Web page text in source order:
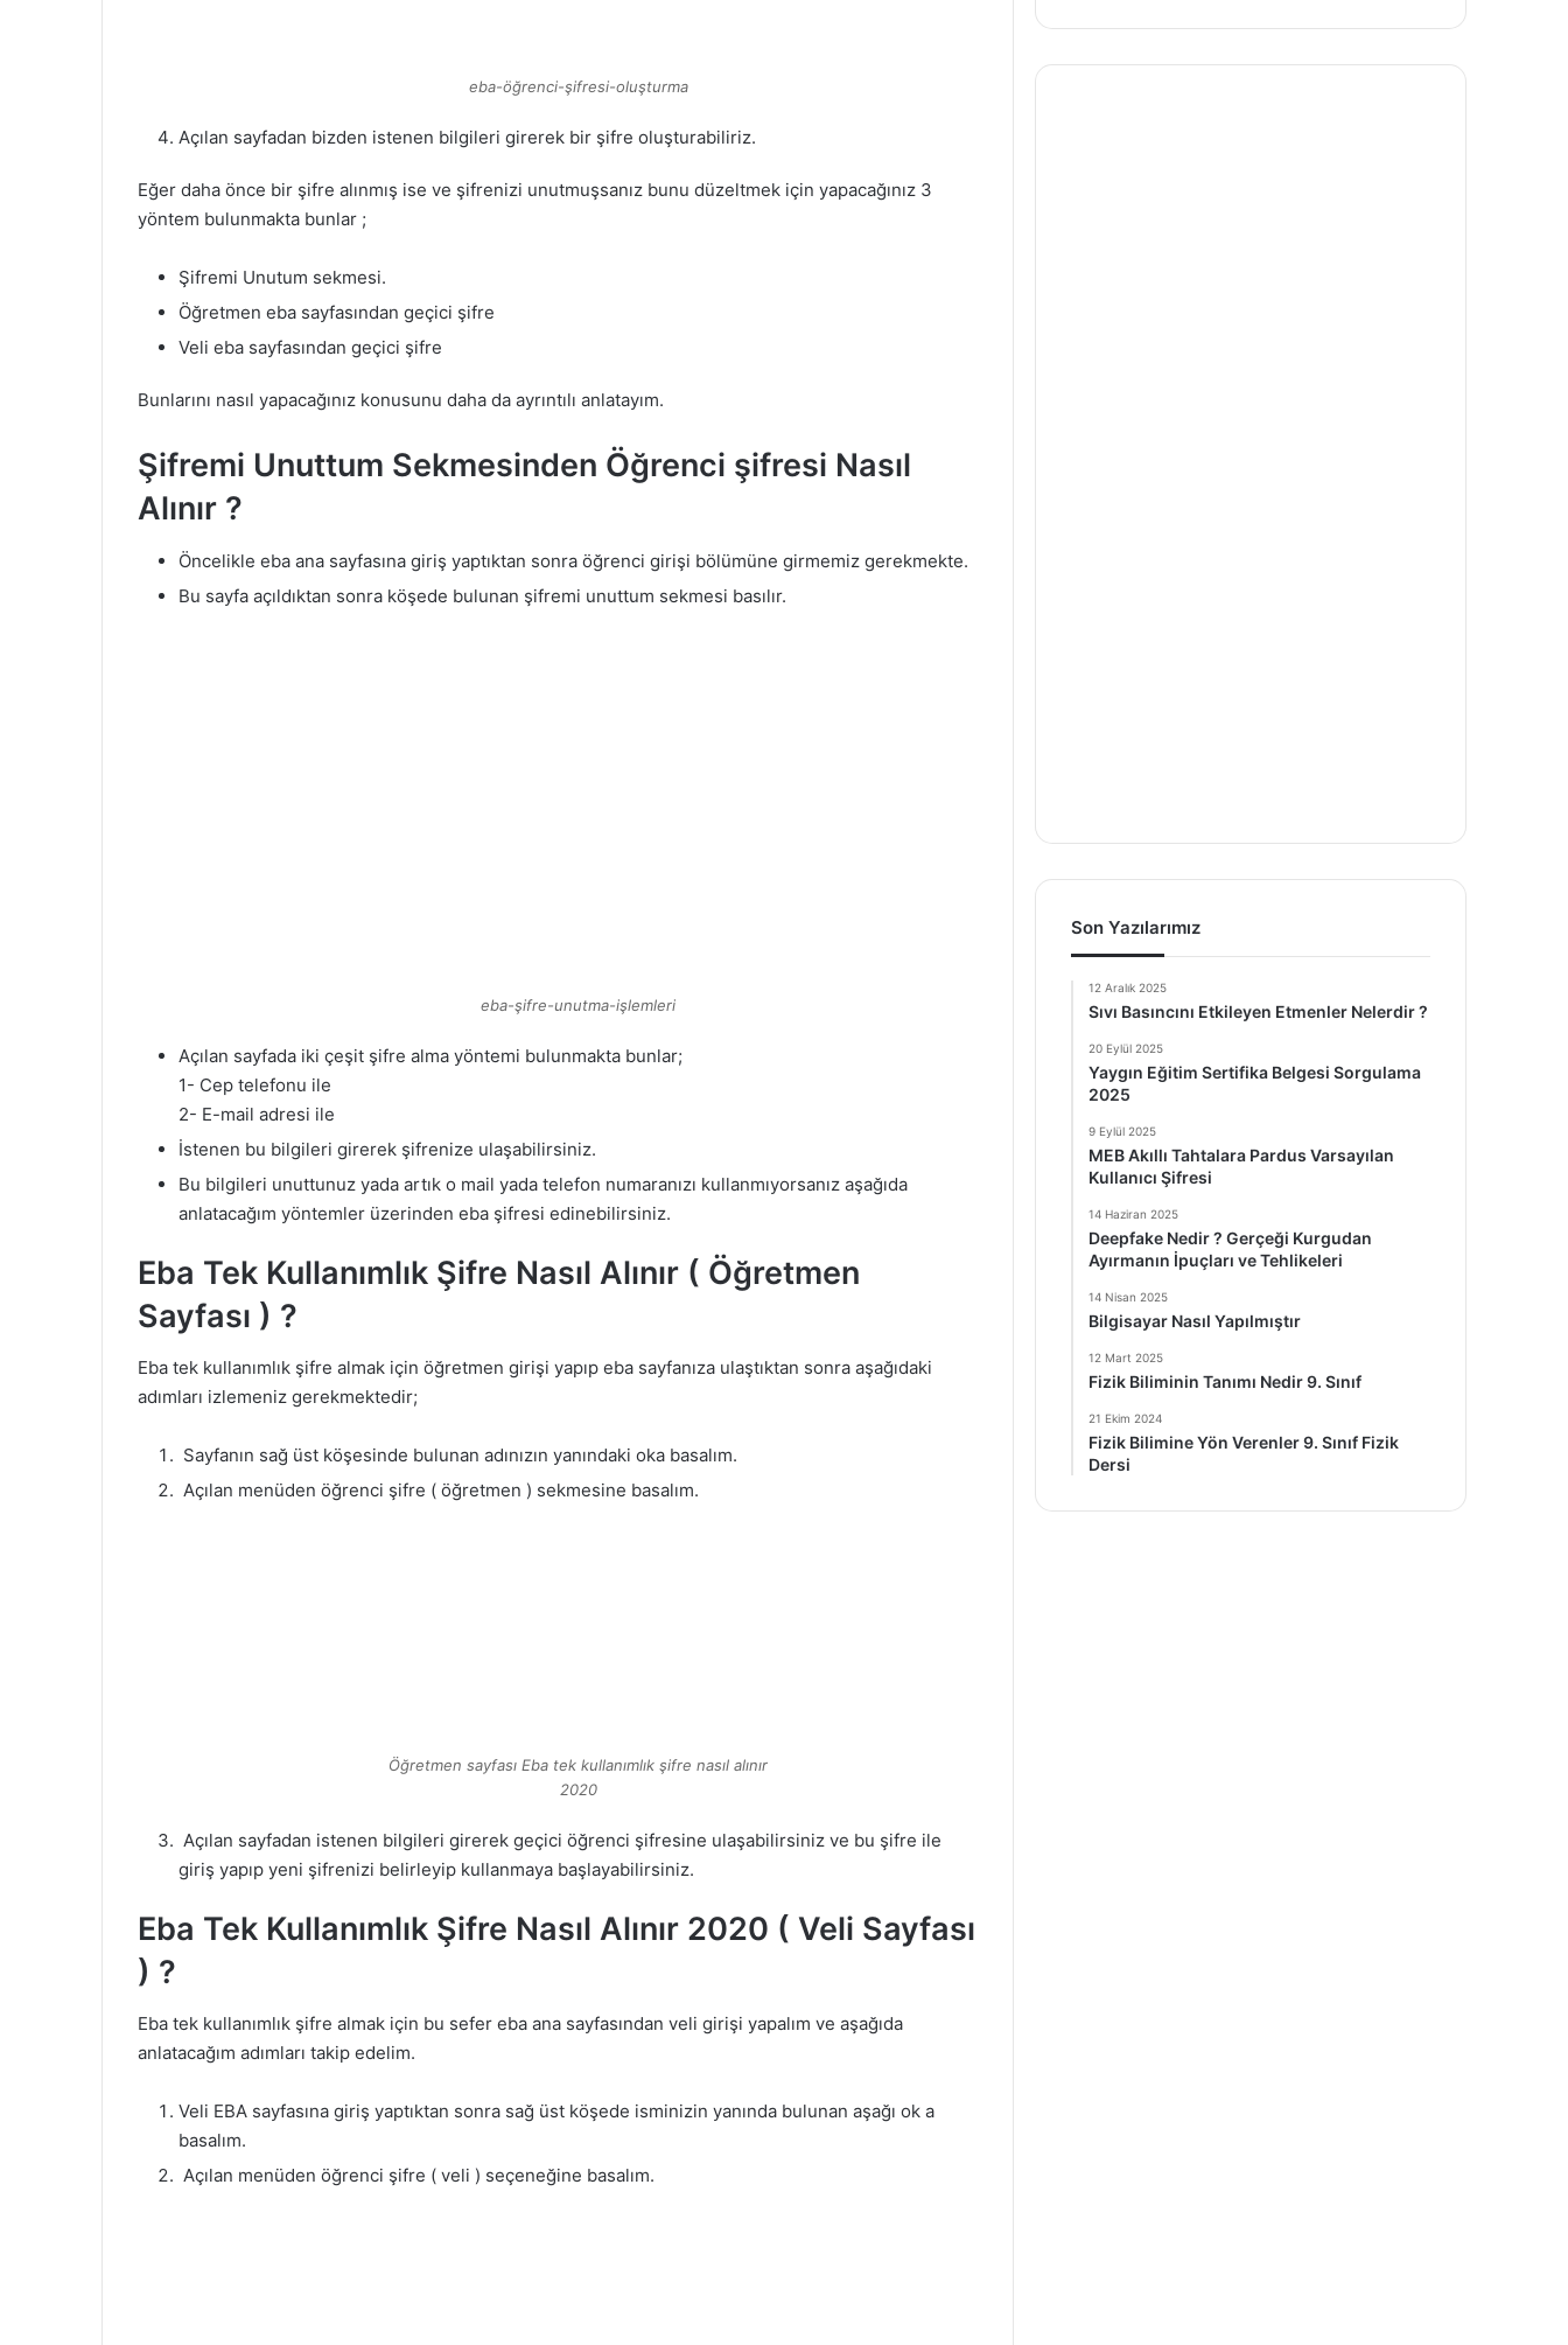
eba-öğrenci-şifresi-oluşturma
Açılan sayfadan bizden istenen bilgileri girerek bir şifre oluşturabiliriz.
Eğer daha önce bir şifre alınmış ise ve şifrenizi unutmuşsanız bunu düzeltmek için yapacağınız 3
yöntem bulunmakta bunlar ;
Şifremi Unutum sekmesi.
Öğretmen eba sayfasından geçici şifre
Veli eba sayfasından geçici şifre
Bunlarını nasıl yapacağınız konusunu daha da ayrıntılı anlatayım.
Şifremi Unuttum Sekmesinden Öğrenci şifresi Nasıl
Alınır ?
Öncelikle eba ana sayfasına giriş yaptıktan sonra öğrenci girişi bölümüne girmemiz gerekmekte.
Bu sayfa açıldıktan sonra köşede bulunan şifremi unuttum sekmesi basılır.
eba-şifre-unutma-işlemleri
Açılan sayfada iki çeşit şifre alma yöntemi bulunmakta bunlar;
1- Cep telefonu ile
2- E-mail adresi ile
İstenen bu bilgileri girerek şifrenize ulaşabilirsiniz.
Bu bilgileri unuttunuz yada artık o mail yada telefon numaranızı kullanmıyorsanız aşağıda
anlatacağım yöntemler üzerinden eba şifresi edinebilirsiniz.
Eba Tek Kullanımlık Şifre Nasıl Alınır ( Öğretmen
Sayfası ) ?
Eba tek kullanımlık şifre almak için öğretmen girişi yapıp eba sayfanıza ulaştıktan sonra aşağıdaki
adımları izlemeniz gerekmektedir;
Sayfanın sağ üst köşesinde bulunan adınızın yanındaki oka basalım.
Açılan menüden öğrenci şifre ( öğretmen ) sekmesine basalım.
Öğretmen sayfası Eba tek kullanımlık şifre nasıl alınır
2020
Açılan sayfadan istenen bilgileri girerek geçici öğrenci şifresine ulaşabilirsiniz ve bu şifre ile
giriş yapıp yeni şifrenizi belirleyip kullanmaya başlayabilirsiniz.
Eba Tek Kullanımlık Şifre Nasıl Alınır 2020 ( Veli Sayfası
) ?
Eba tek kullanımlık şifre almak için bu sefer eba ana sayfasından veli girişi yapalım ve aşağıda
anlatacağım adımları takip edelim.
Veli EBA sayfasına giriş yaptıktan sonra sağ üst köşede isminizin yanında bulunan aşağı ok a
basalım.
Açılan menüden öğrenci şifre ( veli ) seçeneğine basalım.
Son Yazılarımız
12 Aralık 2025
Sıvı Basıncını Etkileyen Etmenler Nelerdir ?
20 Eylül 2025
Yaygın Eğitim Sertifika Belgesi Sorgulama
2025
9 Eylül 2025
MEB Akıllı Tahtalara Pardus Varsayılan
Kullanıcı Şifresi
14 Haziran 2025
Deepfake Nedir ? Gerçeği Kurgudan
Ayırmanın İpuçları ve Tehlikeleri
14 Nisan 2025
Bilgisayar Nasıl Yapılmıştır
12 Mart 2025
Fizik Biliminin Tanımı Nedir 9. Sınıf
21 Ekim 2024
Fizik Bilimine Yön Verenler 9. Sınıf Fizik
Dersi